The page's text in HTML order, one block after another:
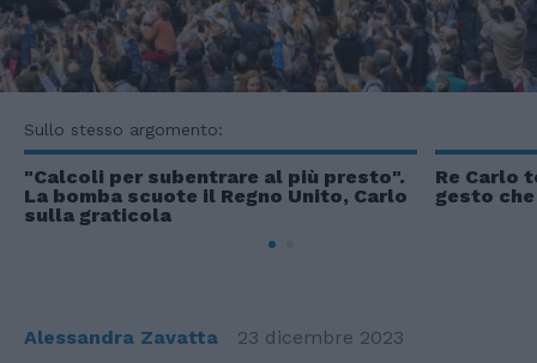
Sullo stesso argomento:
"Calcoli per subentrare al più presto".
La bomba scuote il Regno Unito, Carlo
sulla graticola
Re Carlo
gesto
Alessandra Zavatta 23 dicembre 2023